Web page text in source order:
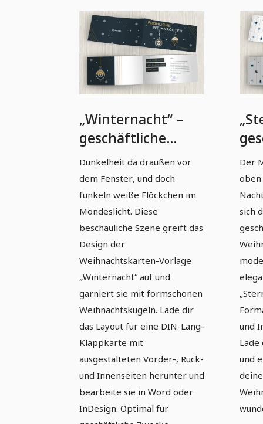
„Winternacht“ –
geschäftliche
Weihnachtskarten-
Vorlage (schmale
Klappkarte)
Dunkelheit da draußen vor
dem Fenster, und doch
funkeln weiße Flöckchen im
Mondeslicht. Diese
beschauliche Szene greift das
Design der
Weihnachtskarten-Vorlage
„Winternacht“ auf und
garniert sie mit formschönen
Weihnachtskugeln. Lade dir
das Layout für eine DIN-Lang-
Klappkarte mit
ausgestalteten Vorder-, Rück-
und Innenseiten herunter und
bearbeite sie in Word oder
InDesign. Optimal für
Der
oben
sich
und
und